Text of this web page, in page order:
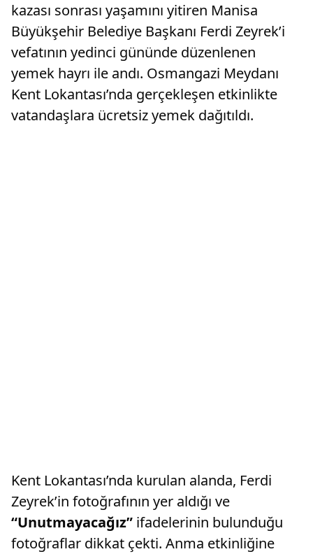
kazası sonrası yaşamını yitiren Manisa
Büyükşehir Belediye Başkanı Ferdi Zeyrek’i
vefatının yedinci gününde düzenlenen
yemek hayrı ile andı. Osmangazi Meydanı
Kent Lokantası’nda gerçekleşen etkinlikte
vatandaşlara ücretsiz yemek dağıtıldı.
Kent Lokantası’nda kurulan alanda, Ferdi
Zeyrek’in fotoğrafının yer aldığı ve
“Unutmayacağız” ifadelerinin bulunduğu
fotoğraflar dikkat çekti. Anma etkinliğine